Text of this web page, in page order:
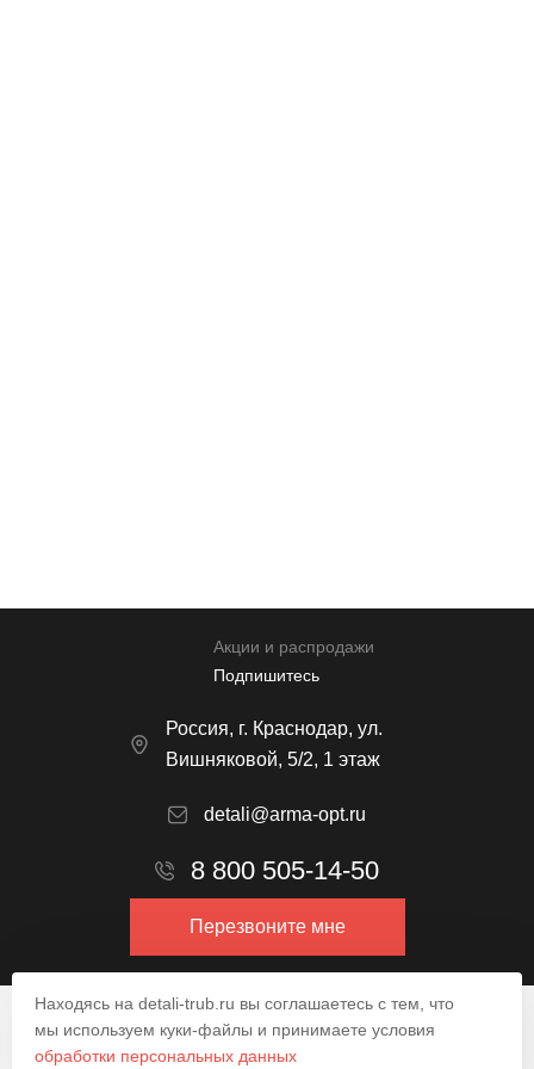
Акции и распродажи
Подпишитесь
Россия, г. Краснодар, ул.
Вишняковой, 5/2, 1 этаж
detali@arma-opt.ru
8 800 505-14-50
Перезвоните мне
Находясь на detali-trub.ru вы соглашаетесь с тем, что
мы используем куки-файлы и принимаете условия
обработки персональных данных